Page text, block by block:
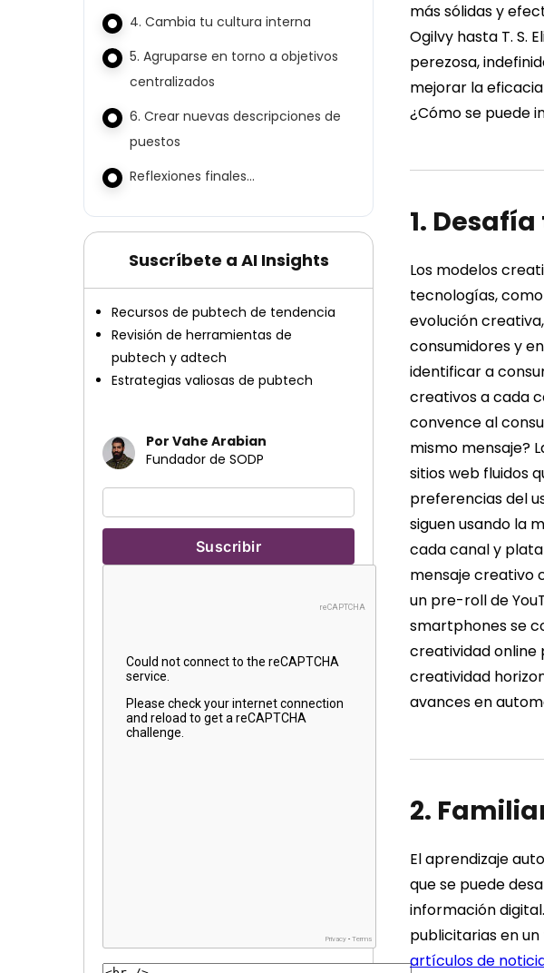
4. Cambia tu cultura interna
5. Agruparse en torno a objetivos
centralizados
6. Crear nuevas descripciones de
puestos
Reflexiones finales…
Suscríbete a AI Insights
Recursos de pubtech de tendencia
Revisión de herramientas de
pubtech y adtech
Estrategias valiosas de pubtech
Por Vahe Arabian
Fundador de SODP
más sólidas y
Ogilvy hasta T. S.
perezosa,
mejorar la
¿Cómo se puede
1.
Los modelos
tecnologías,
evolución
consumidores y
identificar a
creativos a cada
convence al
mismo mensaje?
sitios web fluidos
preferencias del
siguen usando la
cada canal y
mensaje creativo
un pre-roll de
smartphones se
creatividad online
creatividad
avances en
2.
El aprendizaje
que se puede
información
publicitarias en
artículos de